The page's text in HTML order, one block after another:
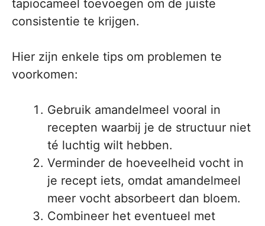
tapiocameel toevoegen om de juiste
consistentie te krijgen.
Hier zijn enkele tips om problemen te
voorkomen:
Gebruik amandelmeel vooral in
recepten waarbij je de structuur niet
té luchtig wilt hebben.
Verminder de hoeveelheid vocht in
je recept iets, omdat amandelmeel
meer vocht absorbeert dan bloem.
Combineer het eventueel met